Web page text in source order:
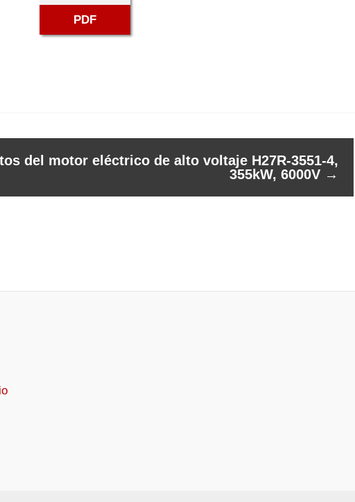
PDF
del motor eléctrico de alto voltaje H27R-3551-4,
355kW, 6000V →